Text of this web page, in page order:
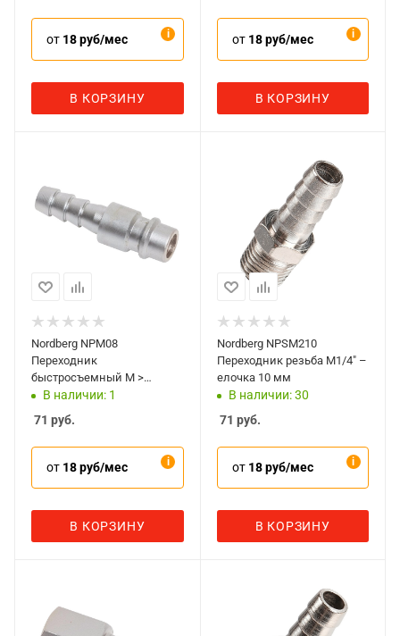
от 18 руб/мес
В КОРЗИНУ
от 18 руб/мес
В КОРЗИНУ
Nordberg NPM08
Переходник
быстросъемный M >
елочка 8 мм
В наличии: 1
71 руб.
от 18 руб/мес
В КОРЗИНУ
Nordberg NPSM210
Переходник резьба M1/4" –
елочка 10 мм
В наличии: 30
71 руб.
от 18 руб/мес
В КОРЗИНУ